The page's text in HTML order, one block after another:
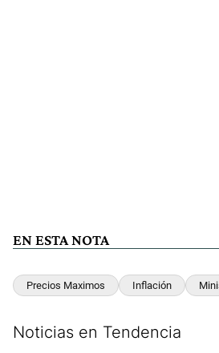
EN ESTA NOTA
Precios Maximos Inflación
Noticias en Tendencia